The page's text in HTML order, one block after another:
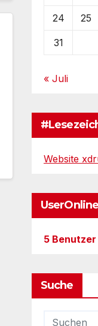
24 25
31
« Juli
Website
UserOnline
5 Benutzer
Suche